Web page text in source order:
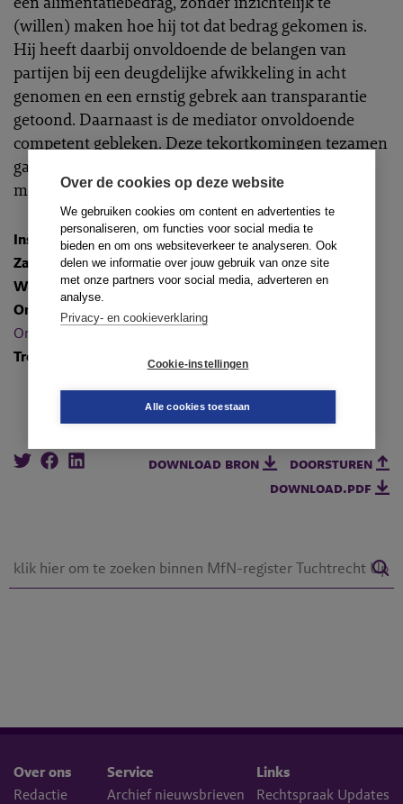
Over de cookies op deze website
We gebruiken cookies om content en advertenties te
personaliseren, om functies voor social media te
bieden en om ons websiteverkeer te analyseren. Ook
delen we informatie over jouw gebruik van onze site
met onze partners voor social media, adverteren en
analyse.
Privacy- en cookieverklaring
Cookie-instellingen
Alle cookies toestaan
(willen) maken hoe hij tot dat bedrag gekomen is.
Hij heeft daarbij onvoldoende de belangen van
partijen bij een deugdelijke afwikkeling in acht
genomen en een ernstig gebrek aan transparantie
getoond. Daarnaast is de mediator onvoldoende
competent gebleken. Deze tekortkomingen tezamen
gaven de Tuchtcommissie aanleiding om de
mediator te berispen.
Instantie:Tuchtcommissie (eerste aanleg)
Zaaknummer: M-2018-9
Wetsartikelen:
Onderwerpen
Competentie ,
Onpartijdigheid
Trefwoorden
: Familie
download bron
doorsturen
download.pdf
Over ons
Redactie
Service
Archief nieuwsbrieven
Links
Rechtspraak Updates